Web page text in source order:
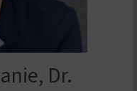
Dr.